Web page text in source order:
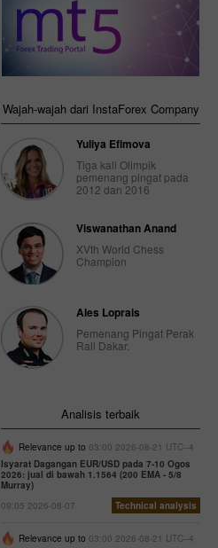
Wajah-wajah dari InstaForex Company
Yuliya Efimova
Tiga kali Olimpik
pemenang pingat pada
2012 dan 2016
Viswanathan Anand
XVth World Chess
Champion
Ales Loprais
Pemenang Pingat Perak
Rali Dakar.
Analisis terbaik
Relevance up to 03:00 2026-08-21 UTC--4
Isyarat Dagangan EUR/USD pada 7-10 Ogos
2026: jual di bawah 1.1564 (200 EMA - 5/8
Murray)
09:05 2026-08-07
Technical analysis
Relevance up to 03:00 2026-08-21 UTC--4